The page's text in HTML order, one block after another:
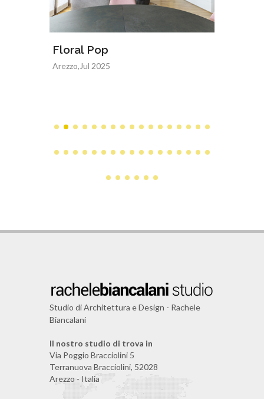
Floral Pop
Arezzo,Jul 2025
Studio di Architettura e Design - Rachele
Biancalani
Il nostro studio di trova in
Via Poggio Bracciolini 5
Terranuova Bracciolini, 52028
Arezzo - Italia